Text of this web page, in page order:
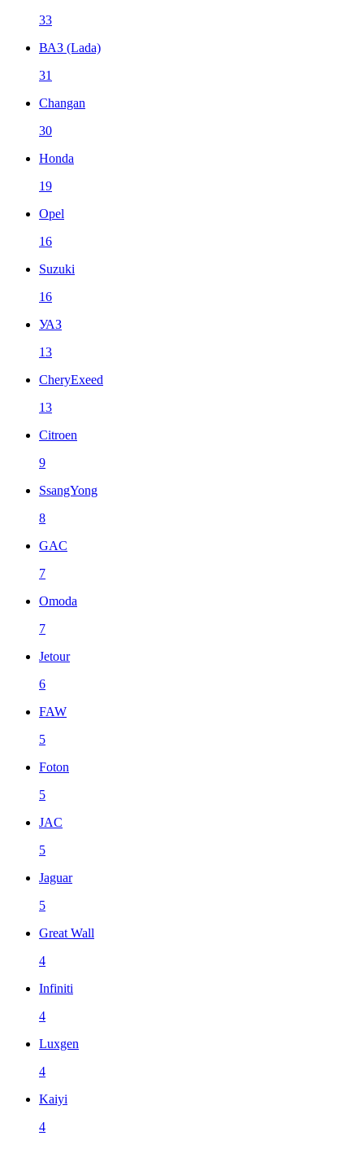
33
ВАЗ (Lada)
31
Changan
30
Honda
19
Opel
16
Suzuki
16
УАЗ
13
CheryExeed
13
Citroen
9
SsangYong
8
GAC
7
Omoda
7
Jetour
6
FAW
5
Foton
5
JAC
5
Jaguar
5
Great Wall
4
Infiniti
4
Luxgen
4
Kaiyi
4